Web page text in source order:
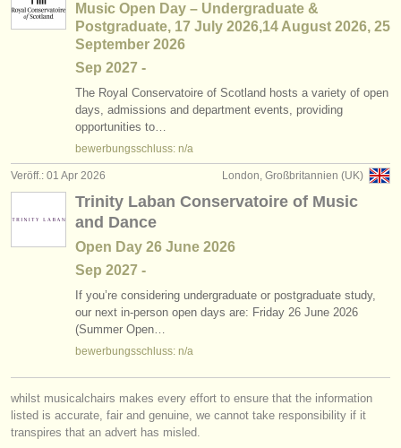
rss feeds
nachrichten in der klassischen musik
anzeige veröffentlichen
find out about our
faq
einloggen
gestohlene instrumente: tasteninstrumente
Music Open Day – Undergraduate &
Postgraduate, 17 July 2026,14 August 2026, 25
September 2026
Sep 2027 -
The Royal Conservatoire of Scotland hosts a variety of open
days, admissions and department events, providing
opportunities to…
bewerbungsschluss: n/a
London, Großbritannien (UK)
Veröff.: 01 Apr 2026
Trinity Laban Conservatoire of Music
and Dance
Open Day 26 June 2026
Sep 2027 -
If you’re considering undergraduate or postgraduate study,
our next in-person open days are: Friday 26 June 2026
(Summer Open…
bewerbungsschluss: n/a
whilst musicalchairs makes every effort to ensure that the information
listed is accurate, fair and genuine, we cannot take responsibility if it
transpires that an advert has misled.